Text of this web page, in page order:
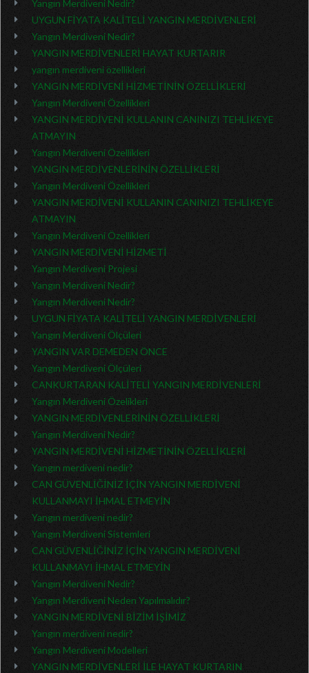
Yangın Merdiveni Nedir?
UYGUN FİYATA KALİTELİ YANGIN MERDİVENLERİ
Yangın Merdiveni Nedir?
YANGIN MERDİVENLERİ HAYAT KURTARIR
yangın merdiveni özellikleri
YANGIN MERDİVENİ HİZMETİNİN ÖZELLİKLERİ
Yangın Merdiveni Özellikleri
YANGIN MERDİVENİ KULLANIN CANINIZI TEHLİKEYE
ATMAYIN
Yangın Merdiveni Özellikleri
YANGIN MERDİVENLERİNİN ÖZELLİKLERİ
Yangın Merdiveni Özellikleri
YANGIN MERDİVENİ KULLANIN CANINIZI TEHLİKEYE
ATMAYIN
Yangın Merdiveni Özellikleri
YANGIN MERDİVENİ HİZMETİ
Yangın Merdiveni Projesi
Yangın Merdiveni Nedir?
Yangın Merdiveni Nedir?
UYGUN FİYATA KALİTELİ YANGIN MERDİVENLERİ
Yangın Merdiveni Ölçüleri
YANGIN VAR DEMEDEN ÖNCE
Yangın Merdiveni Ölçüleri
CANKURTARAN KALİTELİ YANGIN MERDİVENLERİ
Yangın Merdiveni Özelikleri
YANGIN MERDİVENLERİNİN ÖZELLİKLERİ
Yangın Merdiveni Nedir?
YANGIN MERDİVENİ HİZMETİNİN ÖZELLİKLERİ
Yangın merdiveni nedir?
CAN GÜVENLİĞİNİZ İÇİN YANGIN MERDİVENİ
KULLANMAYI İHMAL ETMEYİN
Yangın merdiveni nedir?
Yangın Merdiveni Sistemleri
CAN GÜVENLİĞİNİZ İÇİN YANGIN MERDİVENİ
KULLANMAYI İHMAL ETMEYİN
Yangın Merdiveni Nedir?
Yangın Merdiveni Neden Yapılmalıdır?
YANGIN MERDİVENİ BİZİM İŞİMİZ
Yangın merdiveni nedir?
Yangın Merdiveni Modelleri
YANGIN MERDİVENLERİ İLE HAYAT KURTARIN